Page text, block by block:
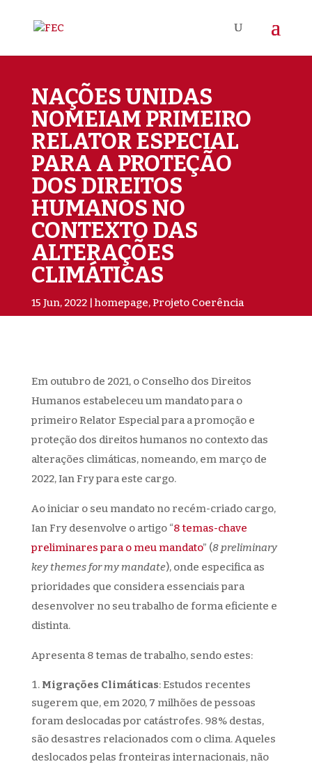
NAÇÕES UNIDAS
NOMEIAM PRIMEIRO
RELATOR ESPECIAL
PARA A PROTEÇÃO
DOS DIREITOS
HUMANOS NO
CONTEXTO DAS
ALTERAÇÕES
CLIMÁTICAS
15 Jun, 2022 homepage,Projeto Coerência
Em outubro de 2021, o Conselho dos Direitos
Humanos estabeleceu um mandato para o
primeiro Relator Especial para a promoção e
proteção dos direitos humanos no contexto das
alterações climáticas, nomeando, em março de
2022, Ian Fry para este cargo.
Ao iniciar o seu mandato no recém-criado cargo,
Ian Fry desenvolve o artigo “8 temas-chave
preliminares para o meu mandato” (8 preliminary
key themes for my mandate), onde especifica as
prioridades que considera essenciais para
desenvolver no seu trabalho de forma eficiente e
distinta.
Apresenta 8 temas de trabalho, sendo estes:
Migrações Climáticas: Estudos recentes
sugerem que, em 2020, 7 milhões de pessoas
foram deslocadas por catástrofes. 98% destas,
são desastres relacionados com o clima. Aqueles
deslocados pelas fronteiras internacionais, não